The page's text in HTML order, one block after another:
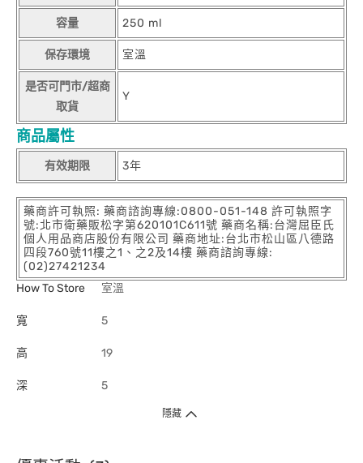
容量 250 ml
保存環境 室溫
是否可門市/超商
取貨
Y
商品屬性
有效期限 3年
藥商許可執照: 藥商諮詢專線:0800-051-148 許可執照字
號:北市衛藥販松字第620101C611號 藥商名稱:台灣屈臣氏
個人用品商店股份有限公司 藥商地址:台北市松山區八德路
四段760號11樓之1、之2及14樓 藥商諮詢專線:
(02)27421234
How To Store
室溫
寬 5
高 19
深 5
隱藏